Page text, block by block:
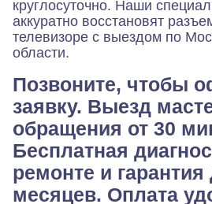
круглосуточно. Наши
аккуратно восстановят
телевизоре с выездом по
области.
Позвоните, чтобы
заявку. Выезд
обращения от 30
Бесплатная
ремонте и гарантия
месяцев. Оплата